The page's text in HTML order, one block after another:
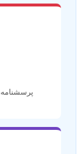
پرسشنامه،